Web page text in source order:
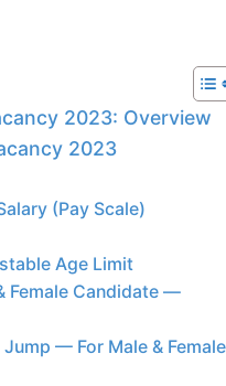
2023: Overview
2023
(Pay Scale)
Age Limit
Female Candidate —
— For Male & Female